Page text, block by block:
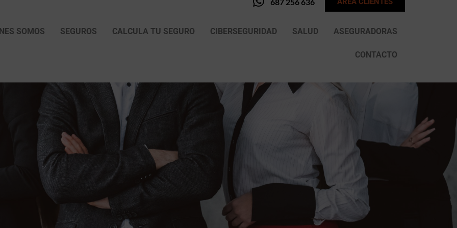
SOMOS SEGUROS CALCULA TU SEGURO CIBERSEGURIDAD SALUD ASEGURADORAS
CONTACTO